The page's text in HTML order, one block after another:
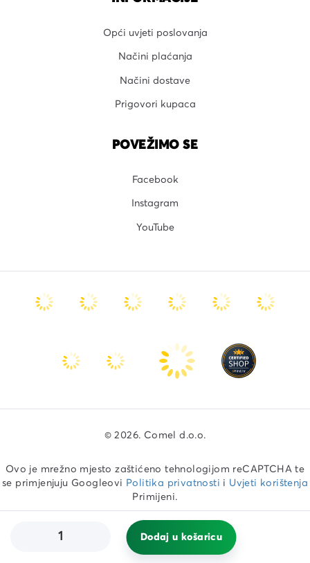
Dodaj u košaricu
Opći uvjeti poslovanja
Načini plaćanja
Načini dostave
Prigovori kupaca
POVEŽIMO SE
Facebook
Instagram
YouTube
© 2026. Comel d.o.o.
Ovo je mrežno mjesto zaštićeno tehnologijom reCAPTCHA te
se primjenjuju Googleovi Politika privatnosti i Uvjeti korištenja
Primijeni.
Izrada web shopa